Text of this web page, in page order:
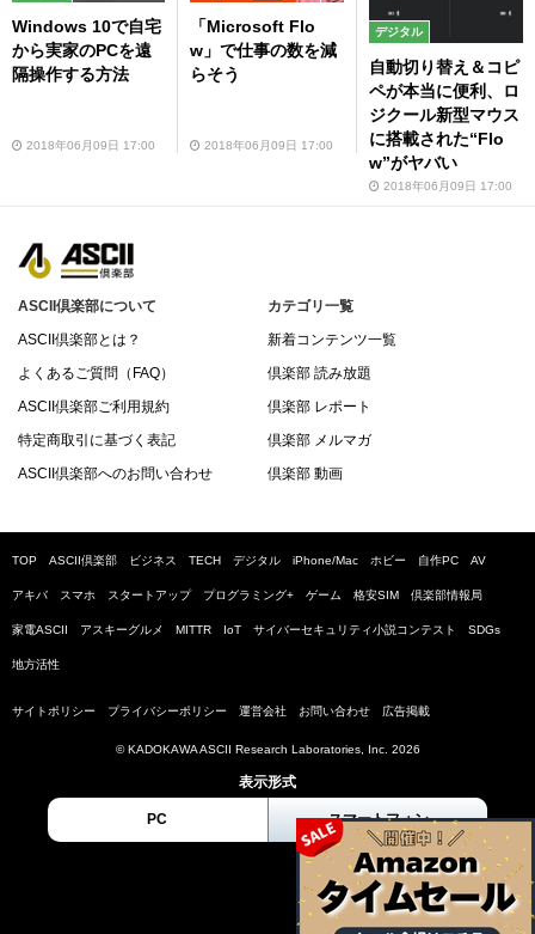
Windows 10で自宅
から実家のPCを遠
隔操作する方法
2018年06月09日 17:00
「Microsoft Flo
w」で仕事の数を減
らそう
2018年06月09日 17:00
デジタル
自動切り替え＆コピ
ペが本当に便利、ロ
ジクール新型マウス
に搭載された“Flo
w”がヤバい
2018年06月09日 17:00
ASCII倶楽部について
ASCII倶楽部とは？
よくあるご質問（FAQ）
ASCII倶楽部ご利用規約
特定商取引に基づく表記
ASCII倶楽部へのお問い合わせ
カテゴリ一覧
新着コンテンツ一覧
倶楽部 読み放題
倶楽部 レポート
倶楽部 メルマガ
倶楽部 動画
TOP ASCII倶楽部 ビジネス TECH デジタル iPhone/Mac ホビー 自作PC AV
アキバ スマホ スタートアップ プログラミング+ ゲーム 格安SIM 倶楽部情報局
家電ASCII アスキーグルメ MITTR IoT サイバーセキュリティ小説コンテスト SDGs
地方活性
サイトポリシー プライバシーポリシー 運営会社 お問い合わせ 広告掲載
© KADOKAWA ASCII Research Laboratories, Inc. 2026
表示形式
PC スマートフォン